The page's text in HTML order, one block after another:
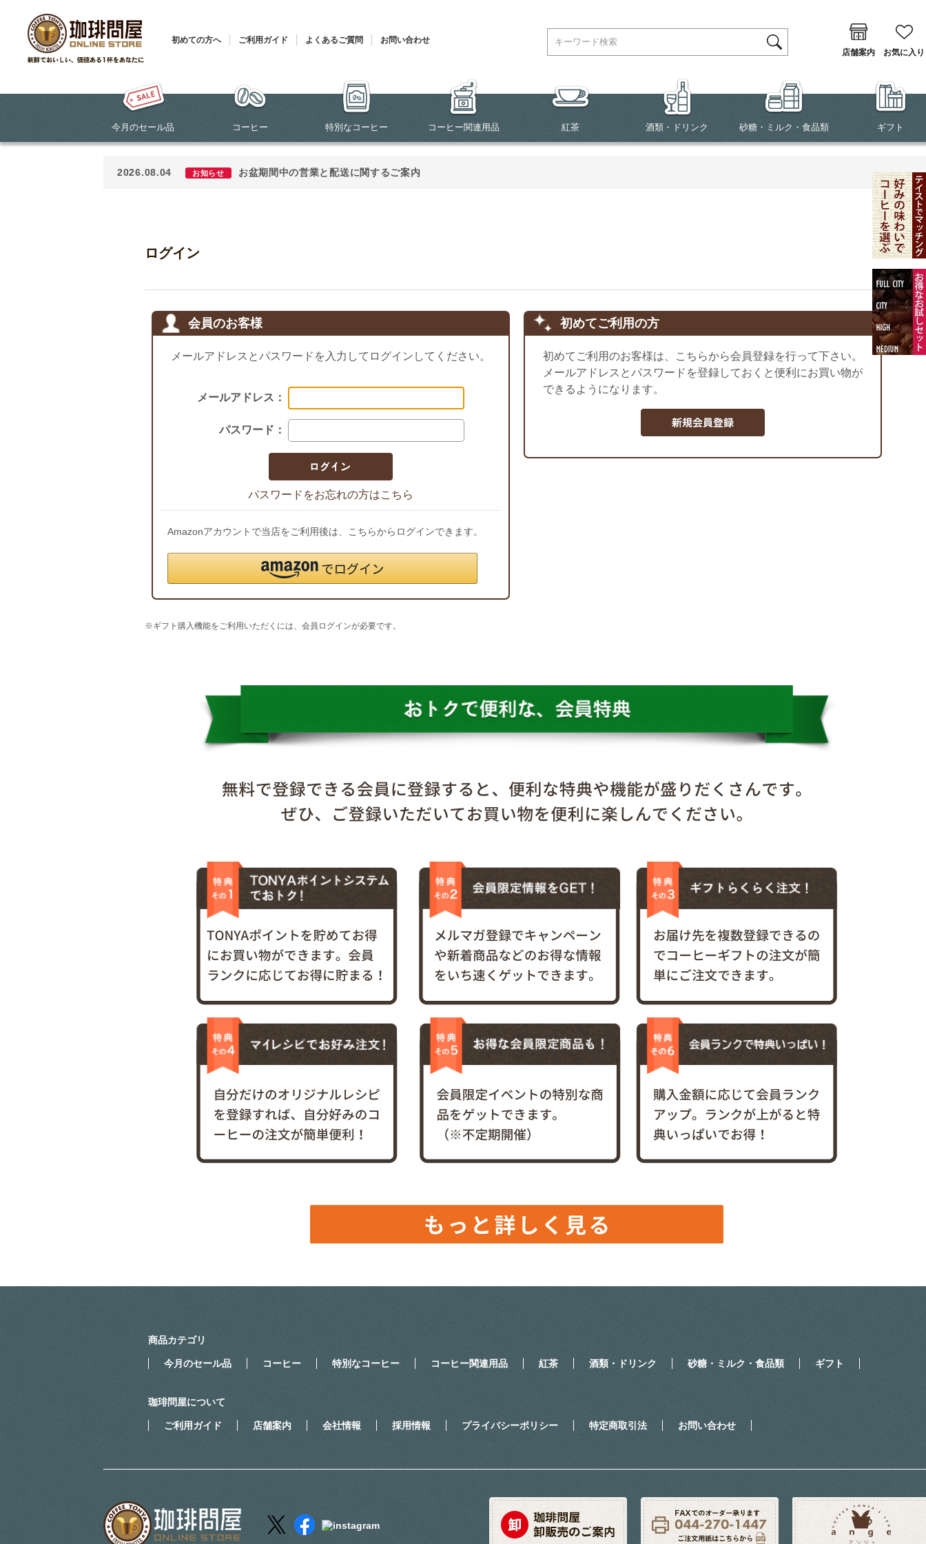
初めての方へ ご利用ガイド よくあるご質問
お問い合わせ
店舗案内
お気に入り
今月のセール品 コーヒー 特別なコーヒー コーヒー関連用品 紅茶 酒類・ドリンク 砂糖・ミルク・食品類 ギフト
2026.08.04 お知らせ お盆期間中の営業と配送に関するご案内
ログイン
会員のお客様
メールアドレスとパスワードを入力してログインしてください。
メールアドレス：
パスワード：
パスワードをお忘れの方はこちら
Amazonアカウントで当店をご利用後は、こちらからログインできます。
初めてご利用の方
初めてご利用のお客様は、こちらから会員登録を行って下さい。
メールアドレスとパスワードを登録しておくと便利にお買い物が
できるようになります。
※ギフト購入機能をご利用いただくには、会員ログインが必要です。
商品カテゴリ
今月のセール品 コーヒー 特別なコーヒー コーヒー関連用品 紅茶 酒類・ドリンク 砂糖・ミルク・食品類 ギフト
珈琲問屋について
ご利用ガイド 店舗案内 会社情報 採用情報 プライバシーポリシー 特定商取引法 お問い合わせ